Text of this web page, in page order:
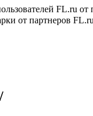
FL.ru
от партнеров FL.ru